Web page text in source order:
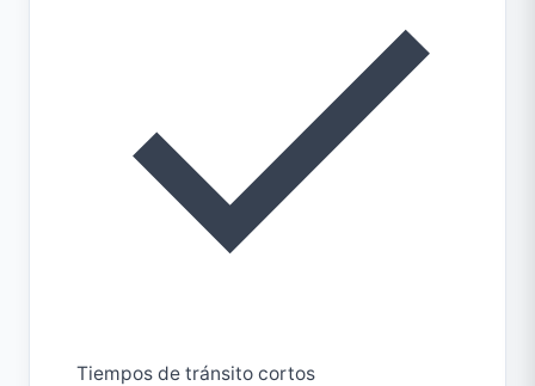
Tiempos de tránsito cortos